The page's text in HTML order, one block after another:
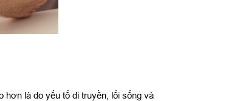
là do yếu tố di truyền, lối sống và